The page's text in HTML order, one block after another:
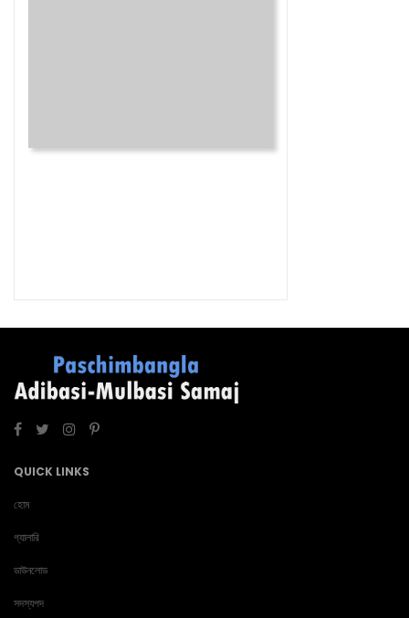
QUICK LINKS
হোম
গ্যালারি
ডাউনলোড
সদস্যপদ